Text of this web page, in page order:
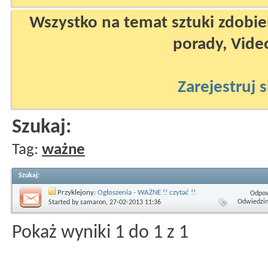
Wszystko na temat sztuki
porady,
Zarejestruj
Szukaj:
Tag: ważne
Szukaj:
Przyklejony: Ogłoszenia - WAŻNE !! czytać !!
Started bysamaron, 27-02-2013 11:36
Pokaż wyniki 1 do 1 z 1